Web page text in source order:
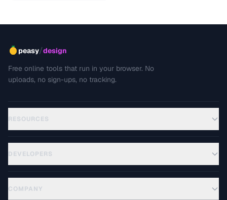
peasy/design
Free online tools that run in your browser. No
uploads, no sign-ups, no tracking.
RESOURCES
DEVELOPERS
COMPANY